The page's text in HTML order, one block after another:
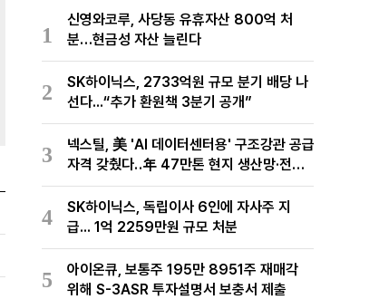
1
신영와코루, 사당동 유휴자산 800억 처
분…현금성 자산 늘린다
2
SK하이닉스, 2733억원 규모 분기 배당 나
선다...“추가 환원책 3분기 공개”
3
넥스틸, 美 'AI 데이터센터용' 구조강관 공급
자격 갖췄다‥年 47만톤 현지 생산망·전미
유통망 구축
4
SK하이닉스, 독립이사 6인에 자사주 지
급... 1억 2259만원 규모 처분
5
아이온큐, 보통주 195만 8951주 재매각
위해 S-3ASR 투자설명서 보충서 제출